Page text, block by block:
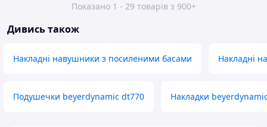
Показано 1 - 29 товарів з 900+
Дивись також
Накладні навушники з посиленими басами Накладні
Подушечки beyerdynamic dt770 Накладки